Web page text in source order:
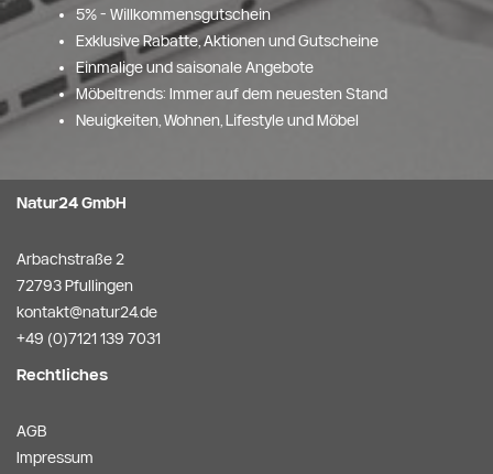
5% - Willkommensgutschein
Exklusive Rabatte, Aktionen und Gutscheine
Einmalige und saisonale Angebote
Möbeltrends: Immer auf dem neuesten Stand
Neuigkeiten, Wohnen, Lifestyle und Möbel
Natur24 GmbH
Arbachstraße 2
72793 Pfullingen
kontakt@natur24.de
+49 (0)7121 139 7031
Rechtliches
AGB
Impressum